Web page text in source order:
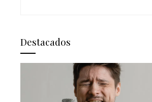
Destacados